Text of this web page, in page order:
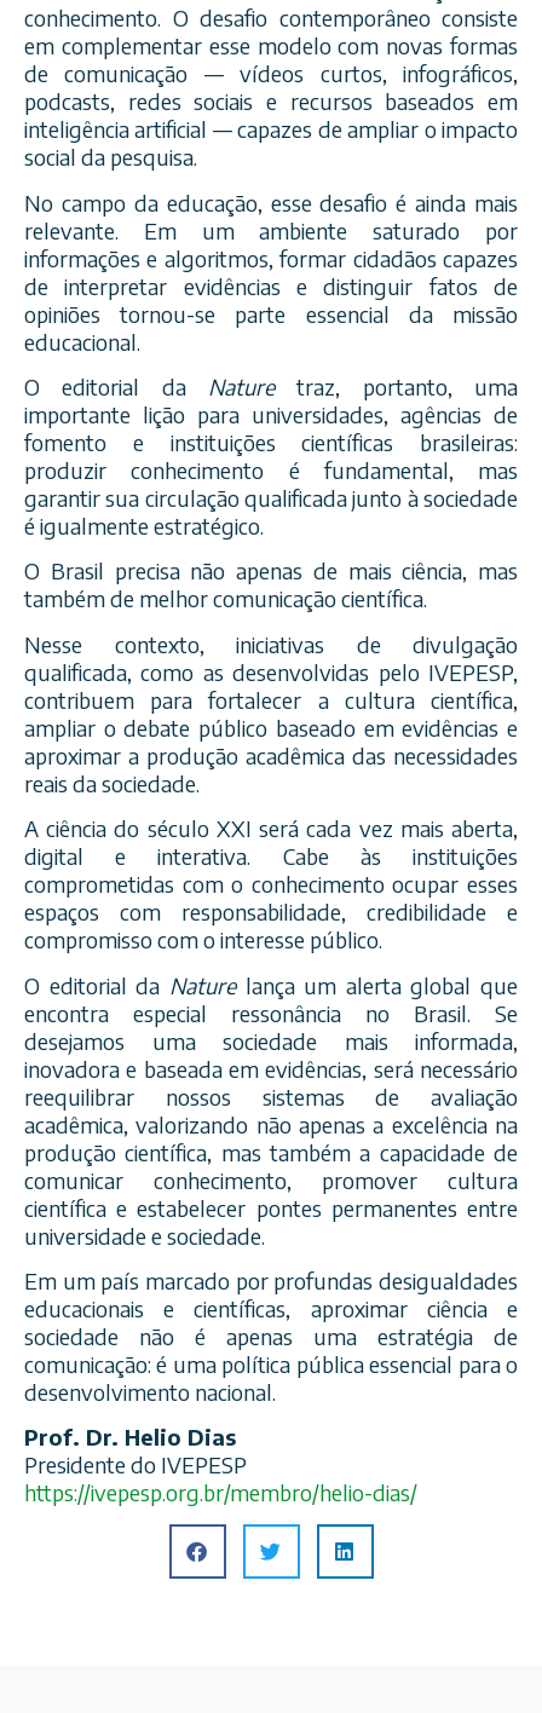
conhecimento. O desafio contemporâneo consiste
em complementar esse modelo com novas formas
de comunicação — vídeos curtos, infográficos,
podcasts, redes sociais e recursos baseados em
inteligência artificial — capazes de ampliar o impacto
social da pesquisa.
No campo da educação, esse desafio é ainda mais
relevante. Em um ambiente saturado por
informações e algoritmos, formar cidadãos capazes
de interpretar evidências e distinguir fatos de
opiniões tornou-se parte essencial da missão
educacional.
O editorial da Naturetraz, portanto, uma
importante lição para universidades, agências de
fomento e instituições científicas brasileiras:
produzir conhecimento é fundamental, mas
garantir sua circulação qualificada junto à sociedade
é igualmente estratégico.
O Brasil precisa não apenas de mais ciência, mas
também de melhor comunicação científica.
Nesse contexto, iniciativas de divulgação
qualificada, como as desenvolvidas pelo IVEPESP,
contribuem para fortalecer a cultura científica,
ampliar o debate público baseado em evidências e
aproximar a produção acadêmica das necessidades
reais da sociedade.
A ciência do século XXI será cada vez mais aberta,
digital e interativa. Cabe às instituições
comprometidas com o conhecimento ocupar esses
espaços com responsabilidade, credibilidade e
compromisso com o interesse público.
O editorial da Naturelança um alerta global que
encontra especial ressonância no Brasil. Se
desejamos uma sociedade mais informada,
inovadora e baseada em evidências, será necessário
reequilibrar nossos sistemas de avaliação
acadêmica, valorizando não apenas a excelência na
produção científica, mas também a capacidade de
comunicar conhecimento, promover cultura
científica e estabelecer pontes permanentes entre
universidade e sociedade.
Em um país marcado por profundas desigualdades
educacionais e científicas, aproximar ciência e
sociedade não é apenas uma estratégia de
comunicação: é uma política pública essencial para o
desenvolvimento nacional.
Prof. Dr. Helio Dias
Presidente do IVEPESP
https://ivepesp.org.br/membro/helio-dias/